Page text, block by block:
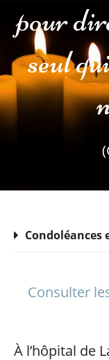
pour
seul
Consulter
À l’hôpital de